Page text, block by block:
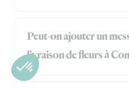
Peut-on ajouter un
livraison de fleurs à